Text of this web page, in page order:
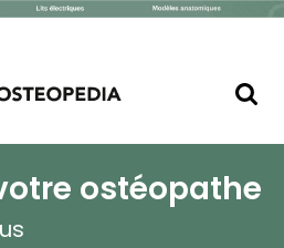
ostéopathe